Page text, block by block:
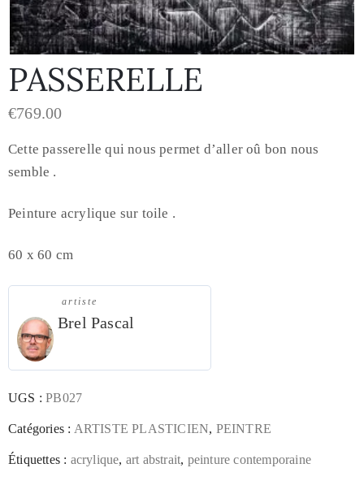
PASSERELLE
€769.00
Cette passerelle qui nous permet d’aller oû bon nous
semble .
Peinture acrylique sur toile .
60 x 60 cm
artiste
Brel Pascal
UGS :PB027
Catégories : ARTISTE PLASTICIEN, PEINTRE
Étiquettes : acrylique, art abstrait, peinture contemporaine